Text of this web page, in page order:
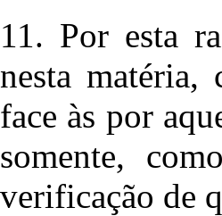
11. Por esta
nesta matéria,
face às por
somente,
verificação de